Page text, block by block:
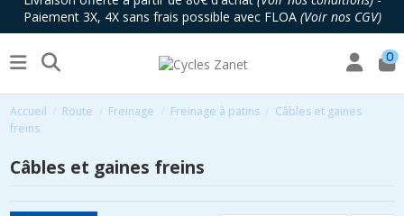
Paiement 3X, 4X sans frais possible avec FLOA (Voir nos CGV)
0
Accueil Route Freinage Freinage à patins
Câbles et gaines
freins
Câbles et gaines freins